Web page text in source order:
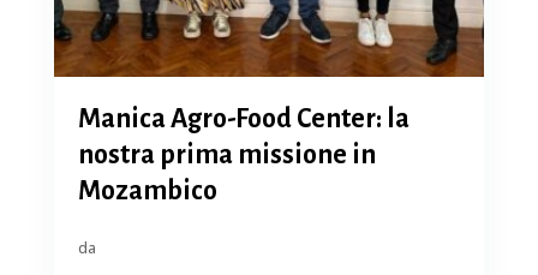
Manica Agro-Food Center: la
nostra prima missione in
Mozambico
da